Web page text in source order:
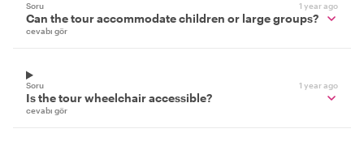
Soru 1 year ago
Can the tour accommodate children or large groups?
cevabı gör
Soru 1 year ago
Is the tour wheelchair accessible?
cevabı gör